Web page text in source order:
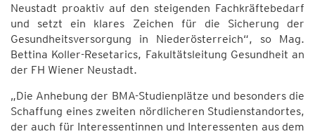
Neustadt proaktiv auf den steigenden Fachkräftebedarf
und setzt ein klares Zeichen für die Sicherung der
Gesundheitsversorgung in Niederösterreich“, so Mag.
Bettina Koller-Resetarics, Fakultätsleitung Gesundheit an
der FH Wiener Neustadt.
„Die Anhebung der BMA-Studienplätze und besonders die
Schaffung eines zweiten nördlicheren Studienstandortes,
der auch für Interessentinnen und Interessenten aus dem